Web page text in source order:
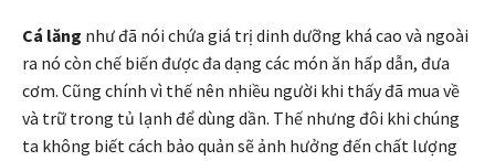
Cá lăng như đã nói chứa giá trị dinh dưỡng khá cao và ngoài
ra nó còn chế biến được đa dạng các món ăn hấp dẫn, đưa
cơm. Cũng chính vì thế nên nhiều người khi thấy đã mua về
và trữ trong tủ lạnh để dùng dần. Thế nhưng đôi khi chúng
ta không biết cách bảo quản sẽ ảnh hưởng đến chất lượng